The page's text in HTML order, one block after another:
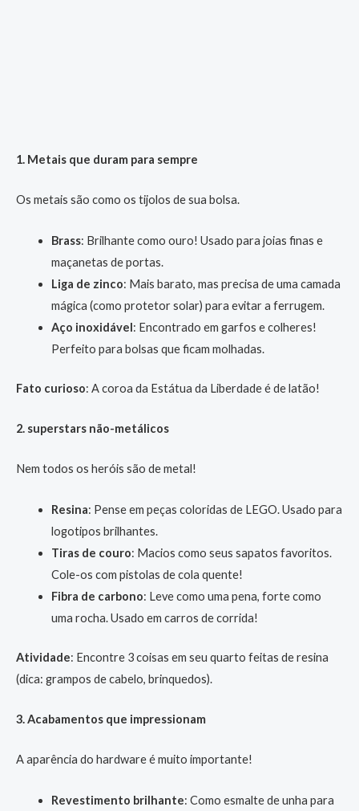
1. Metais que duram para sempre
Os metais são como os tijolos de sua bolsa.
Brass: Brilhante como ouro! Usado para joias finas e
maçanetas de portas.
Liga de zinco: Mais barato, mas precisa de uma camada
mágica (como protetor solar) para evitar a ferrugem.
Aço inoxidável: Encontrado em garfos e colheres!
Perfeito para bolsas que ficam molhadas.
Fato curioso: A coroa da Estátua da Liberdade é de latão!
2. superstars não-metálicos
Nem todos os heróis são de metal!
Resina: Pense em peças coloridas de LEGO. Usado para
logotipos brilhantes.
Tiras de couro: Macios como seus sapatos favoritos.
Cole-os com pistolas de cola quente!
Fibra de carbono: Leve como uma pena, forte como
uma rocha. Usado em carros de corrida!
Atividade: Encontre 3 coisas em seu quarto feitas de resina
(dica: grampos de cabelo, brinquedos).
3. Acabamentos que impressionam
A aparência do hardware é muito importante!
Revestimento brilhante: Como esmalte de unha para